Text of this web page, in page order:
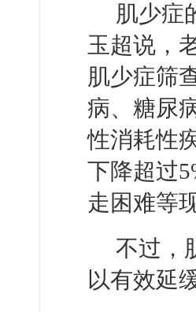
肌少症
玉超说，
肌少症筛
病、糖尿
性消耗性
下降超过
走困难等
不过，
以有效延